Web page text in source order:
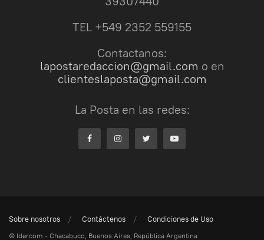
TEL +549 2352 559155
Contactanos:
lapostaredaccion@gmail.com o en
clienteslaposta@gmail.com
La Posta en las redes:
Sobre nosotros Contáctenos Condiciones de Uso
© Idercom - Chacabuco, Buenos Aires, República Argentina